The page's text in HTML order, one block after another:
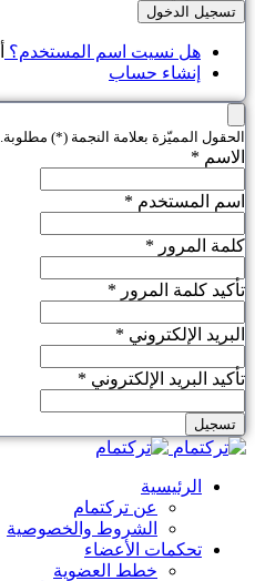
تسجيل الدخول
هل نسيت اسم المستخدم؟
إنشاء حساب
الحقول المميّزة بعلامة النجمة (*) مطلوبة.
الاسم *
اسم المستخدم *
كلمة المرور *
تأكيد كلمة المرور *
البريد الإلكتروني *
تأكيد البريد الإلكتروني *
تسجيل
الرئيسية
عن تركتمام
الشروط والخصوصية
تحكمات الأعضاء
خطط العضوية